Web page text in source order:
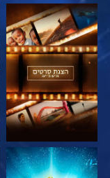
בדוק את הסדרה